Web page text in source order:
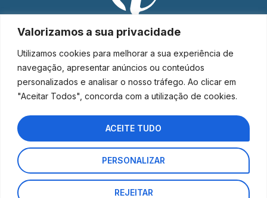
Valorizamos a sua privacidade
Utilizamos cookies para melhorar a sua experiência de
navegação, apresentar anúncios ou conteúdos
personalizados e analisar o nosso tráfego. Ao clicar em
"Aceitar Todos", concorda com a utilização de cookies.
PERSONALIZAR
REJEITAR
ACEITE TUDO
Interorto © 2026 - Todos os direitos reservados.